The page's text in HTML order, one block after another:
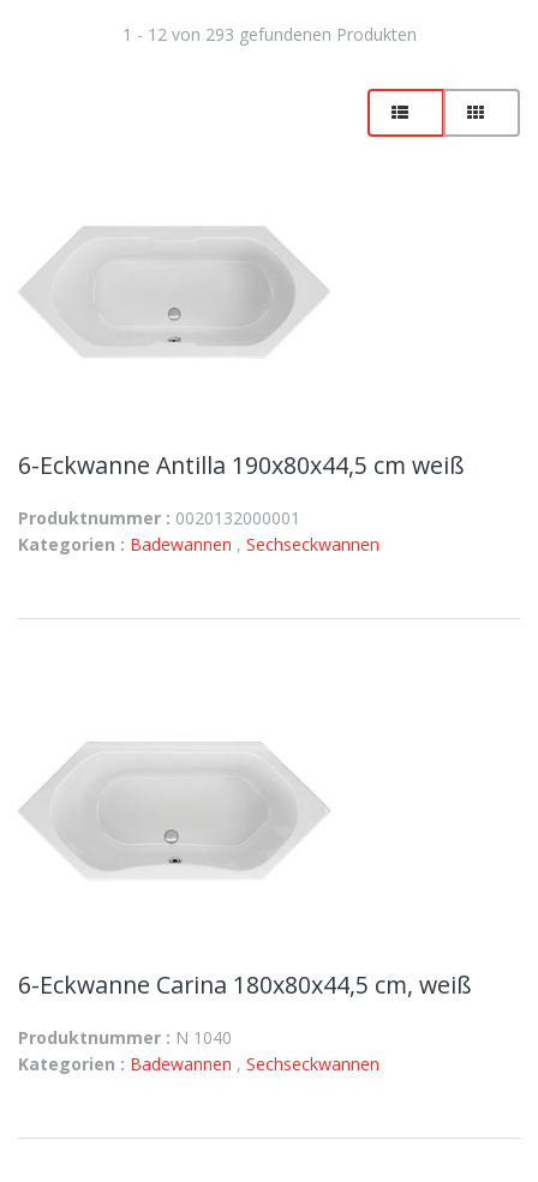
1 - 12 von 293 gefundenen Produkten
6-Eckwanne Antilla 190x80x44,5 cm weiß
Produktnummer : 0020132000001
Kategorien : Badewannen , Sechseckwannen
6-Eckwanne Carina 180x80x44,5 cm, weiß
Produktnummer : N 1040
Kategorien : Badewannen , Sechseckwannen